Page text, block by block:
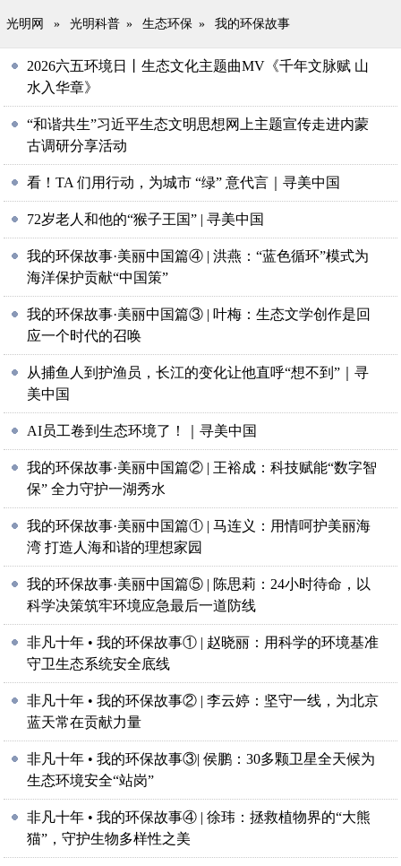
光明网 » 光明科普 » 生态环保 » 我的环保故事
2026六五环境日丨生态文化主题曲MV《千年文脉赋 山
水入华章》
“和谐共生”习近平生态文明思想网上主题宣传走进内蒙
古调研分享活动
看！TA 们用行动，为城市 “绿” 意代言｜寻美中国
72岁老人和他的“猴子王国” | 寻美中国
我的环保故事·美丽中国篇④ | 洪燕：“蓝色循环”模式为
海洋保护贡献“中国策”
我的环保故事·美丽中国篇③ | 叶梅：生态文学创作是回
应一个时代的召唤
从捕鱼人到护渔员，长江的变化让他直呼“想不到”｜寻
美中国
AI员工卷到生态环境了！｜寻美中国
我的环保故事·美丽中国篇② | 王裕成：科技赋能“数字智
保” 全力守护一湖秀水
我的环保故事·美丽中国篇① | 马连义：用情呵护美丽海
湾 打造人海和谐的理想家园
我的环保故事·美丽中国篇⑤ | 陈思莉：24小时待命，以
科学决策筑牢环境应急最后一道防线
非凡十年 • 我的环保故事① | 赵晓丽：用科学的环境基准
守卫生态系统安全底线
非凡十年 • 我的环保故事② | 李云婷：坚守一线，为北京
蓝天常在贡献力量
非凡十年 • 我的环保故事③| 侯鹏：30多颗卫星全天候为
生态环境安全“站岗”
非凡十年 • 我的环保故事④ | 徐玮：拯救植物界的“大熊
猫”，守护生物多样性之美